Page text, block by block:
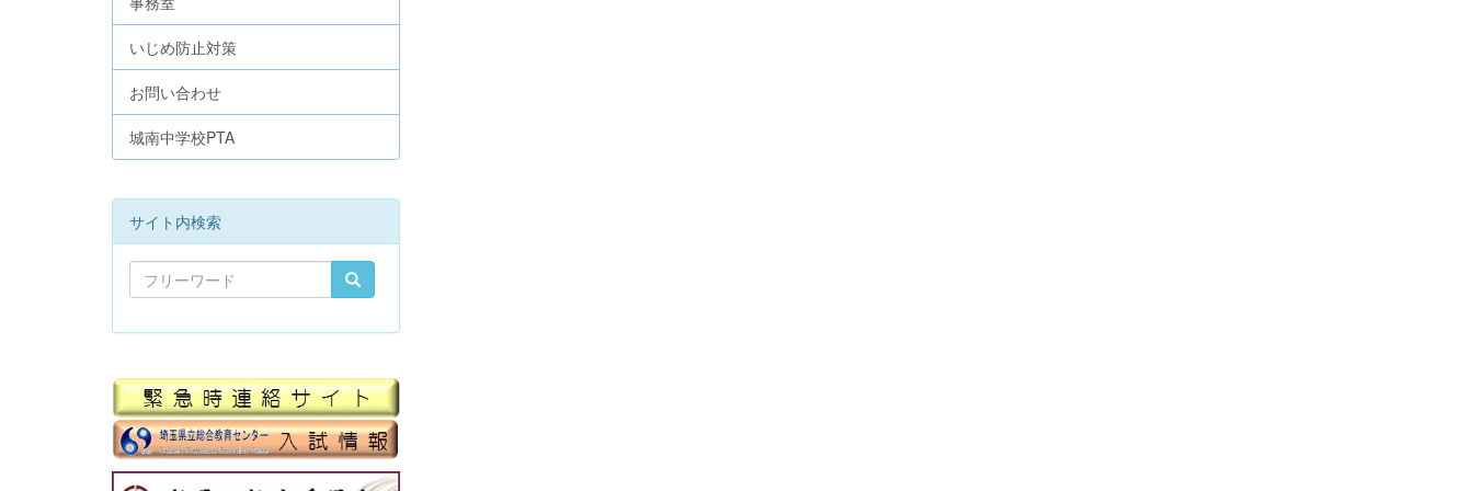
いじめ防止対策
お問い合わせ
城南中学校PTA
サイト内検索